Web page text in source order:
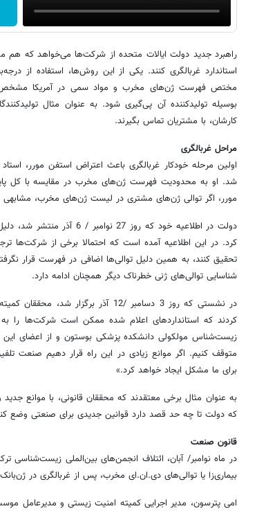
راهبرد جدید دولت ایالات متحده از شرکت‌ها می‌خواهد که هم
استاندارد غربالگری کنند. یکی از این روش‌ها، استفاده از
مختص فهرست ژن‌های مخرب و مواد سمی در آمریکا مشخص
بوسیله تولیدکننده آن پی‌گیری شود. به عنوان مثال
کارشان، با مشتریان تماس بگیرند.
مراحل غربالگری
اولین مرحله خودکار غربالگری باعث اعتراض استفن مورر،
شد. او به محدودیت‌ فهرست ژن‌های مخرب در مقایسه با کل
مورر، اگر توالی ژن‌های مشتری در لیست ژن‌های مخرب، مشابهی
دولت در اطلاعیه خود که روز
کرد. در این اطلاعیه آمده است که احتمالا برخی از شرکت‌ها
تحقیق کنند، به همین دلیل توالی‌ها اضافی در فهرست قرار
شناسایی توالی‌های ژنی خطرناک دیگر همچنان ادامه دارد.
در نشستی که روز 3 دسامبر /12 آذر
کردند که استانداردهای اعلام شده ممکن است شرکت‌ها را
زیست‌شناس مولکولی دانشکده پزشکی بوستون و از اعضای این
متوقف کنیم. اگر موانع زیادی در این راه قرار دهیم صنعت
برای ما مشکل ایجاد خواهد کرد.»
به عنوان مثال برخی معتقدند که محققان قانونی، با موانع
که دولت تا چه حد قصد دارد قوانین جدیدی برای صنعتی وضع کند
قانون صنعت
در ماه نوامبر/ آبان، ائتلاف انجمن‌های بین‌الملی زیست‌شناسی
بیماری‌زا یا توالی‌های دی.ان.ای مخرب، پس از غربالگری در
امی پترسون، مدیر اجرایی کمیته امنیت زیستی و مدیرعامل